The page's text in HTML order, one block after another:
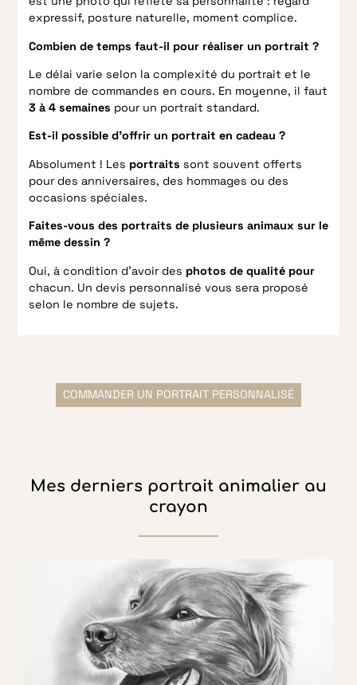
expressif, posture naturelle, moment complice.
Combien de temps faut-il pour réaliser un portrait ?
Le délai varie selon la complexité du portrait et le
nombre de commandes en cours. En moyenne, il faut
3 à 4 semaines pour un portrait standard.
Est-il possible d’offrir un portrait en cadeau ?
Absolument ! Les portraits sont souvent offerts
pour des anniversaires, des hommages ou des
occasions spéciales.
Faites-vous des portraits de plusieurs animaux sur le
même dessin ?
Oui, à condition d’avoir des photos de qualité pour
chacun. Un devis personnalisé vous sera proposé
selon le nombre de sujets.
COMMANDER UN PORTRAIT PERSONNALISÉ
Mes derniers portrait animalier au
crayon